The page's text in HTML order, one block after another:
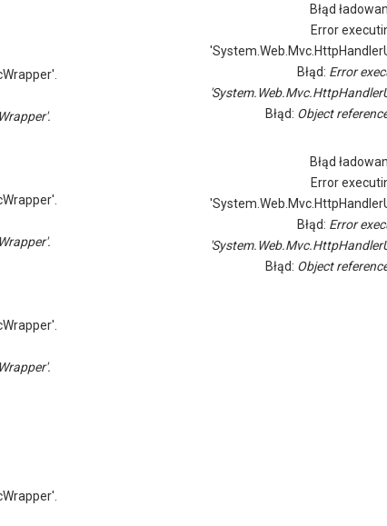
Błąd
Error
Błąd: Error
Błąd: Object
Błąd
Error
Błąd: Error
Błąd: Object